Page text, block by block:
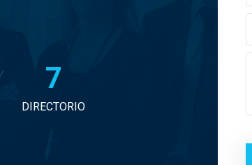
7
DIRECTORIO